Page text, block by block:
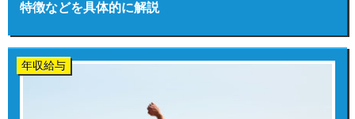
特徴などを具体的に解説
年収給与